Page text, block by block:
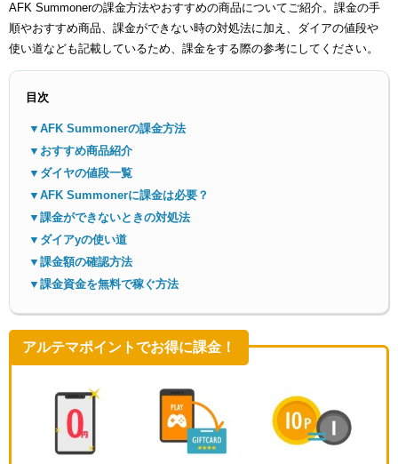
AFK Summonerの課金方法やおすすめの商品についてご紹介。課金の手
順やおすすめ商品、課金ができない時の対処法に加え、ダイアの値段や
使い道なども記載しているため、課金をする際の参考にしてください。
目次
▼AFK Summonerの課金方法
▼おすすめ商品紹介
▼ダイヤの値段一覧
▼AFK Summonerに課金は必要？
▼課金ができないときの対処法
▼ダイアyの使い道
▼課金額の確認方法
▼課金資金を無料で稼ぐ方法
アルテマポイントでお得に課金！